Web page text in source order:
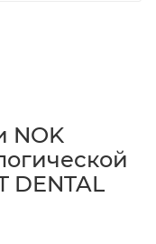
NOK
DENTAL